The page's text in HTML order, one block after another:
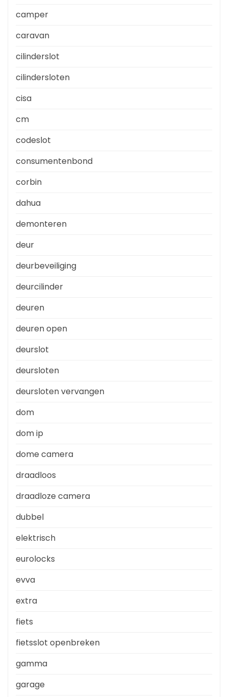
camper
caravan
cilinderslot
cilindersloten
cisa
cm
codeslot
consumentenbond
corbin
dahua
demonteren
deur
deurbeveiliging
deurcilinder
deuren
deuren open
deurslot
deursloten
deursloten vervangen
dom
dom ip
dome camera
draadloos
draadloze camera
dubbel
elektrisch
eurolocks
evva
extra
fiets
fietsslot openbreken
gamma
garage